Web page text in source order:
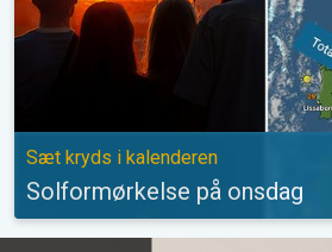
Sæt kryds i kalenderen
Solformørkelse på onsdag